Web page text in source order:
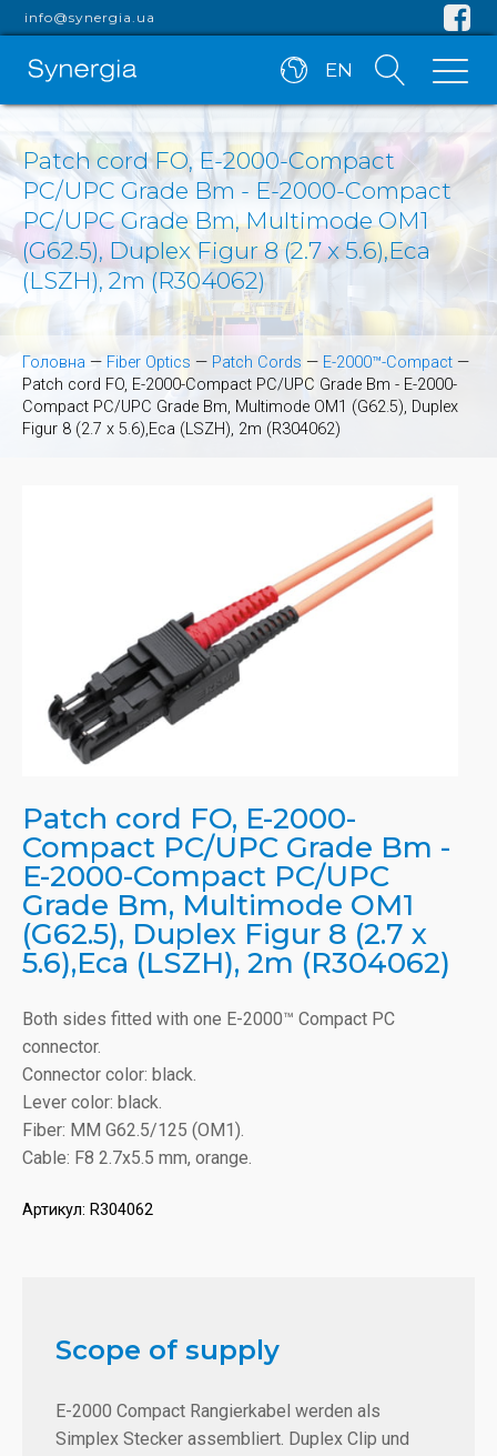
info@synergia.ua
EN
Patch cord FO, E-2000-Compact
PC/UPC Grade Bm - E-2000-Compact
PC/UPC Grade Bm, Multimode OM1
(G62.5), Duplex Figur 8 (2.7 x 5.6),Eca
(LSZH), 2m (R304062)
Головна — Fiber Optics — Patch Cords — E-2000™-Compact —
Patch cord FO, E-2000-Compact PC/UPC Grade Bm - E-2000-
Compact PC/UPC Grade Bm, Multimode OM1 (G62.5), Duplex
Figur 8 (2.7 x 5.6),Eca (LSZH), 2m (R304062)
Patch cord FO, E-2000-
Compact PC/UPC Grade Bm -
E-2000-Compact PC/UPC
Grade Bm, Multimode OM1
(G62.5), Duplex Figur 8 (2.7 x
5.6),Eca (LSZH), 2m (R304062)
Both sides fitted with one E-2000™ Compact PC
connector.
Connector color: black.
Lever color: black.
Fiber: MM G62.5/125 (OM1).
Cable: F8 2.7x5.5 mm, orange.
Артикул: R304062
Scope of supply
E-2000 Compact Rangierkabel werden als
Simplex Stecker assembliert. Duplex Clip und